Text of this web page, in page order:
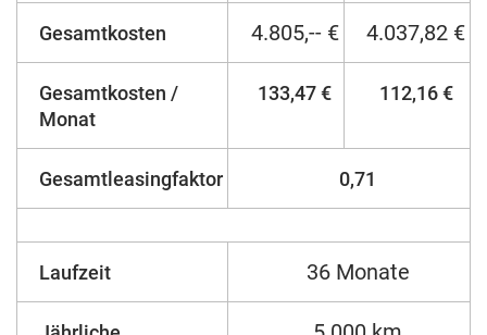
Gesamtkosten 4.805,-- € 4.037,82 €
Gesamtkosten /
Monat
133,47 € 112,16 €
Gesamtleasingfaktor 0,71
Laufzeit 36 Monate